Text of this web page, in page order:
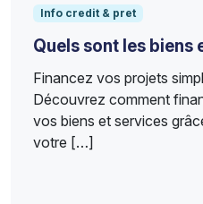
Info credit & pret
Quels sont les biens
Financez vos projets
Découvrez comment
vos biens et services
votre […]